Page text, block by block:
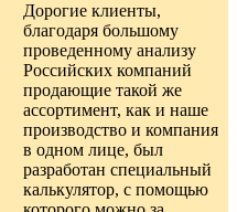
Дорогие клиенты,
благодаря большому
проведенному анализу
Российских компаний
продающие такой же
ассортимент, как и наше
производство и компания
в одном лице, был
разработан специальный
калькулятор, с помощью